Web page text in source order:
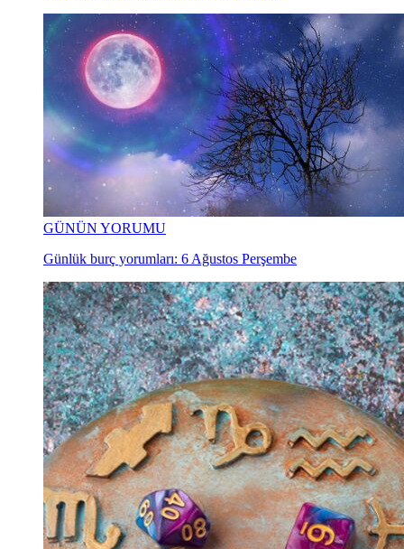
GÜNÜN YORUMU
Günlük burç yorumları: 6 Ağustos Perşembe